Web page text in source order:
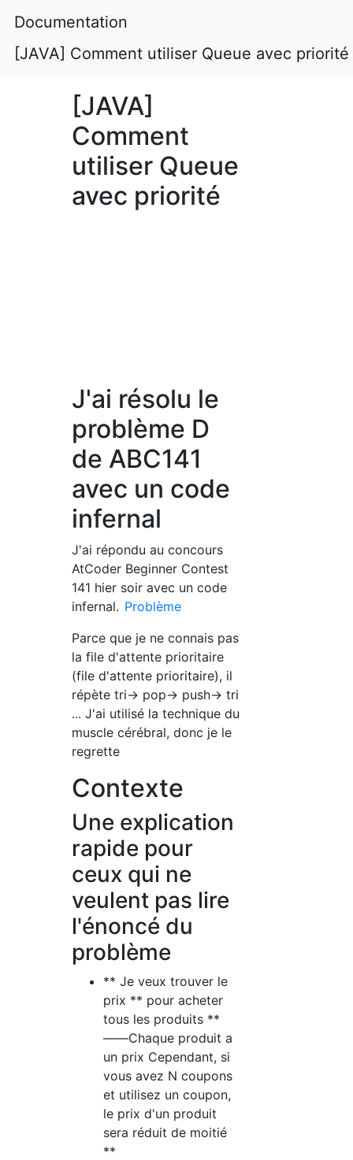
Documentation
[JAVA] Comment utiliser Queue avec priorité
[JAVA]
Comment
utiliser Queue
avec priorité
J'ai résolu le
problème D
de ABC141
avec un code
infernal
J'ai répondu au concours
AtCoder Beginner Contest
141 hier soir avec un code
infernal. Problème
Parce que je ne connais pas
la file d'attente prioritaire
(file d'attente prioritaire), il
répète tri-> pop-> push-> tri
... J'ai utilisé la technique du
muscle cérébral, donc je le
regrette
Contexte
Une explication
rapide pour
ceux qui ne
veulent pas lire
l'énoncé du
problème
** Je veux trouver le
prix ** pour acheter
tous les produits **
――Chaque produit a
un prix Cependant, si
vous avez N coupons
et utilisez un coupon,
le prix d'un produit
sera réduit de moitié
**